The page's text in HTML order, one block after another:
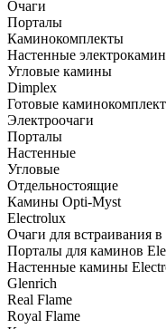
Очаги
Порталы
Каминокомплекты
Настенные
Угловые камины
Dimplex
Готовые
Электроочаги
Порталы
Настенные
Угловые
Отдельностоящие
Камины Opti-Myst
Electrolux
Очаги для встраивания
Порталы для каминов
Настенные камины
Glenrich
Rеal Flame
Royal Flame